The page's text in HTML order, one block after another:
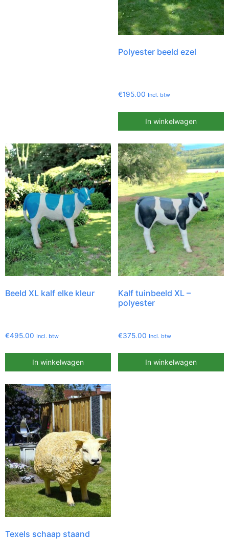
Polyester beeld ezel
€195.00 Incl. btw
In winkelwagen
Beeld XL kalf elke kleur
€495.00 Incl. btw
In winkelwagen
Kalf tuinbeeld XL –
polyester
€375.00 Incl. btw
In winkelwagen
Texels schaap staand